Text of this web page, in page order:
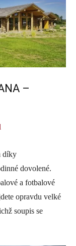
–
díky
dovolené.
a fotbalové
opravdu velké
soupis se